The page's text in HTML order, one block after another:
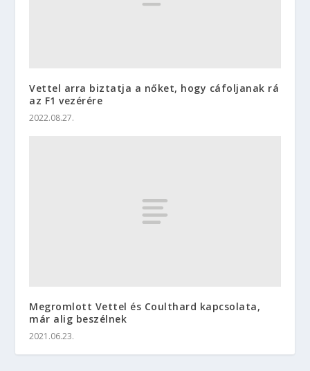
Vettel arra biztatja a nőket, hogy cáfoljanak rá
az F1 vezérére
2022.08.27.
Megromlott Vettel és Coulthard kapcsolata,
már alig beszélnek
2021.06.23.